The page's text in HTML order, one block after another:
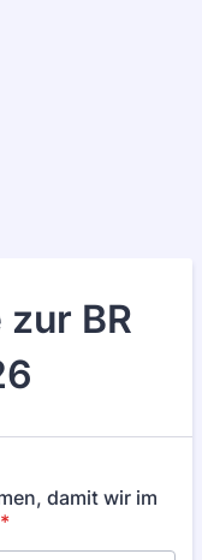
BR
damit wir im
*